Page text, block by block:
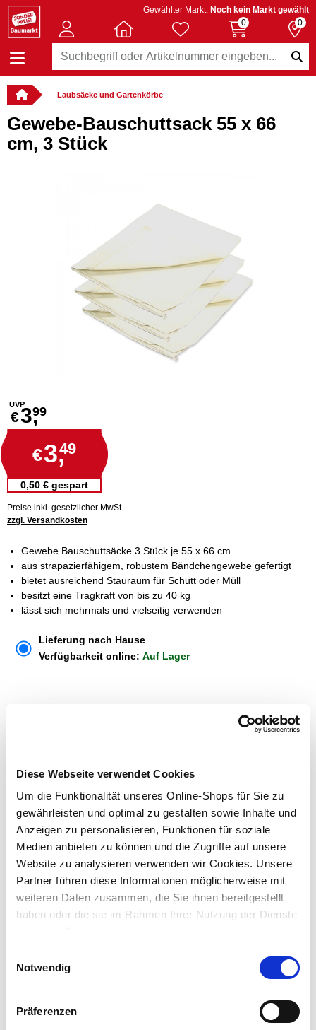
Diese Webseite verwendet Cookies
Um die Funktionalität unseres Online-Shops für Sie zu
gewährleisten und optimal zu gestalten sowie Inhalte und
Anzeigen zu personalisieren, Funktionen für soziale
Medien anbieten zu können und die Zugriffe auf unsere
Website zu analysieren verwenden wir Cookies. Unsere
Partner führen diese Informationen möglicherweise mit
weiteren Daten zusammen, die Sie ihnen bereitgestellt
haben oder die sie im Rahmen Ihrer Nutzung der Dienste
Notwendig
Präferenzen
Gewählter Markt: Noch kein Markt gewählt
0
0
Laubsäcke und Gartenkörbe
Gewebe-Bauschuttsack 55 x 66
cm, 3 Stück
UVP
€3,99
€3,49
0,50 € gespart
Preise inkl. gesetzlicher MwSt.
zzgl. Versandkosten
Gewebe Bauschuttsäcke 3 Stück je 55 x 66 cm
aus strapazierfähigem, robustem Bändchengewebe gefertigt
bietet ausreichend Stauraum für Schutt oder Müll
besitzt eine Tragkraft von bis zu 40 kg
lässt sich mehrmals und vielseitig verwenden
Lieferung nach Hause
Verfügbarkeit online: Auf Lager
Verfügbarkeit:
Menge
In den Warenkorb
Merken
ZUBEHÖR UND PASSENDE ARTIKEL:
Exklusiv nur online!